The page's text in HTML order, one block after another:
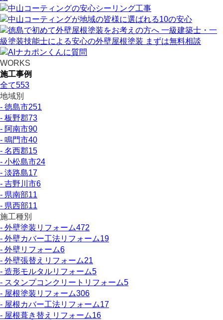
WORKS
施工事例
全て553
地域別
- 徳島市251
- 板野郡73
- 阿南市90
- 鳴門市40
- 名西郡15
- 小松島市24
- 淡路島17
- 吉野川市6
- 県南部11
- 県西部11
施工種別
- 外壁塗装リフォーム472
- 外壁カバー工法リフォーム19
- 外壁リフォーム6
- 外壁張替えリフォーム21
- 造形モルタルリフォーム5
- スタンプコンクリートリフォーム5
- 屋根塗装リフォーム306
- 屋根カバー工法リフォーム17
- 屋根葺き替えリフォーム16